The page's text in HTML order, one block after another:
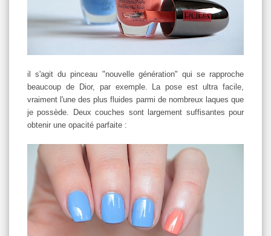
il s'agit du pinceau "nouvelle génération" qui se rapproche
beaucoup de Dior, par exemple. La pose est ultra facile,
vraiment l'une des plus fluides parmi de nombreux laques que
je possède. Deux couches sont largement suffisantes pour
obtenir une opacité parfaite :